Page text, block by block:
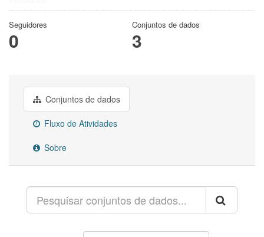
Seguidores
0
Conjuntos de dados
3
Conjuntos de dados
Fluxo de Atividades
Sobre